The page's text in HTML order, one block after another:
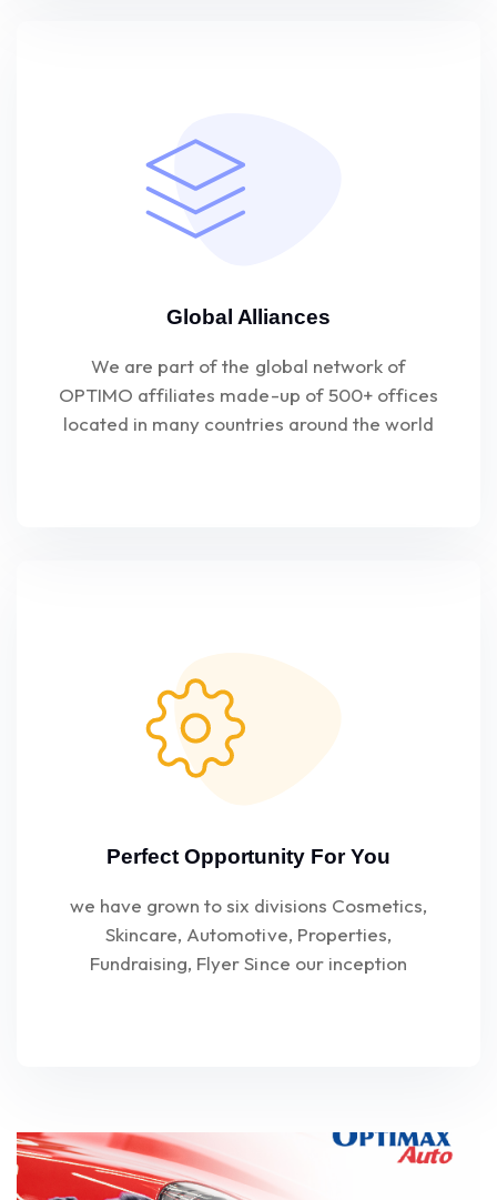
Global Alliances
We are part of the global network of
OPTIMO affiliates made-up of 500+ offices
located in many countries around the world
Perfect Opportunity For You
we have grown to six divisions Cosmetics,
Skincare, Automotive, Properties,
Fundraising, Flyer Since our inception